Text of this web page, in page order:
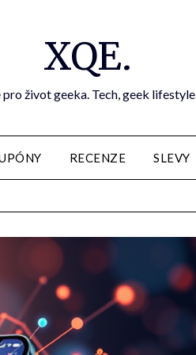
XQE.
pro život geeka. Tech, geek lifestyle
RECENZE SLEVY